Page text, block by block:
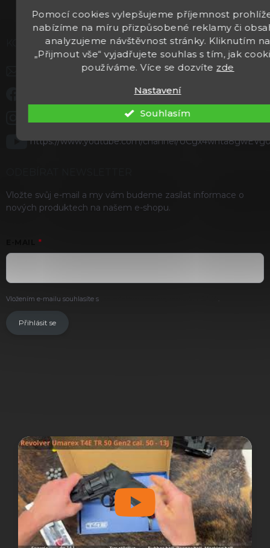
Pomocí cookies vylepšujeme příjemnost
nabízíme na míru přizpůsobené reklamy či
analyzujeme návštěvnost stránky. Kliknutím na
„Přijmout vše“ vyjadřujete souhlas s tím, jak
používáme. Více se dozvíte zde
Nastavení
Souhlasím
KONTAKT
kentaurzbrane.cz
Staňte se našimi fanoušky na Facebooku
https://www.youtube.com/channel/
Vložte svůj e-mail a my vám budeme zasílat informace o
nových produktech na našem e-shopu.
Vložením e-mailu souhlasíte s .
Přihlásit se